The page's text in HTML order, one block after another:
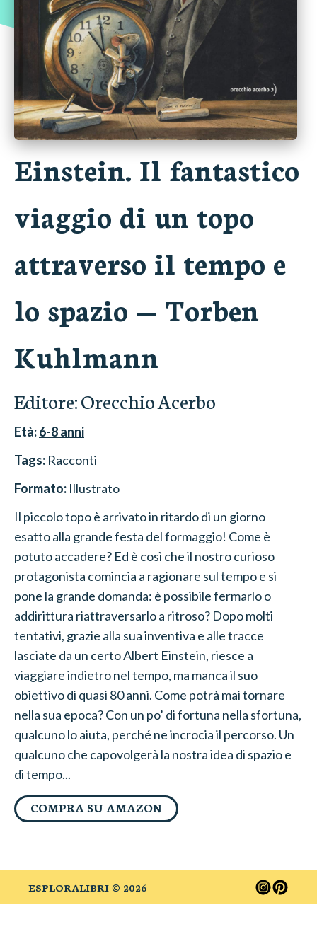
Einstein. Il fantastico
viaggio di un topo
attraverso il tempo e
lo spazio — Torben
Kuhlmann
Editore:Orecchio Acerbo
Età:6-8anni
Tags: Racconti
Formato: Illustrato
Il piccolo topo è arrivato in ritardo di un giorno
esatto alla grande festa del formaggio! Come è
potuto accadere? Ed è così che il nostro curioso
protagonista comincia a ragionare sul tempo e si
pone la grande domanda: è possibile fermarlo o
addirittura riattraversarlo a ritroso? Dopo molti
tentativi, grazie alla sua inventiva e alle tracce
lasciate da un certo Albert Einstein, riesce a
viaggiare indietro nel tempo, ma manca il suo
obiettivo di quasi 80 anni. Come potrà mai tornare
nella sua epoca? Con un po’ di fortuna nella sfortuna,
qualcuno lo aiuta, perché ne incrocia il percorso. Un
qualcuno che capovolgerà la nostra idea di spazio e
di tempo...
COMPRA SU AMAZON
ESPLORALIBRI © 2026